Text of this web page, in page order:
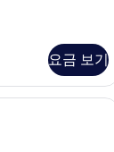
요금 보기
, 침실 2개, 수영장 전